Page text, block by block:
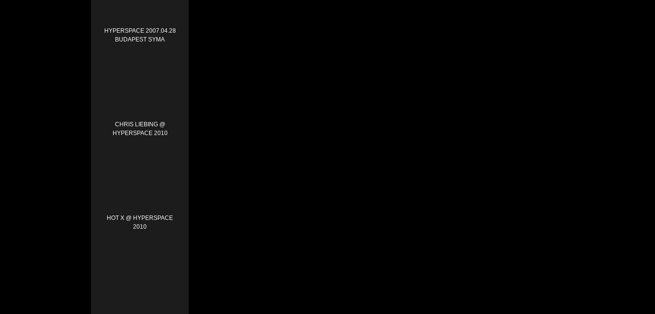
HYPERSPACE 2007.04.28
BUDAPEST SYMA
CHRIS LIEBING @
HYPERSPACE 2010
HOT X @ HYPERSPACE
2010